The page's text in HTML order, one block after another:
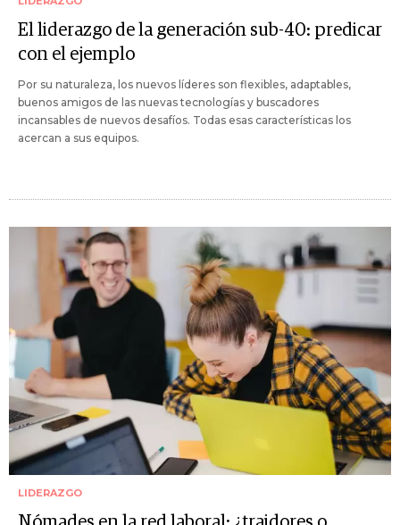
El liderazgo de la generación sub-40: predicar
con el ejemplo
Por su naturaleza, los nuevos líderes son flexibles, adaptables,
buenos amigos de las nuevas tecnologías y buscadores
incansables de nuevos desafíos. Todas esas características los
acercan a sus equipos.
LIDERAZGO